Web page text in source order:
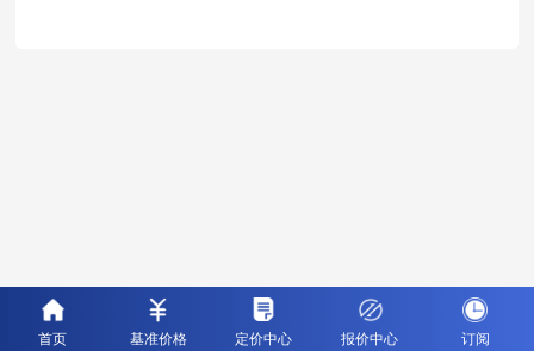
首页 基准价格 定价中心 报价中心 订阅